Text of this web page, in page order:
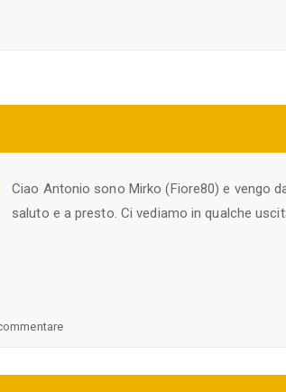
Ciao Antonio sono Mirko (Fiore80) e vengo
saluto e a presto. Ci vediamo in qualche